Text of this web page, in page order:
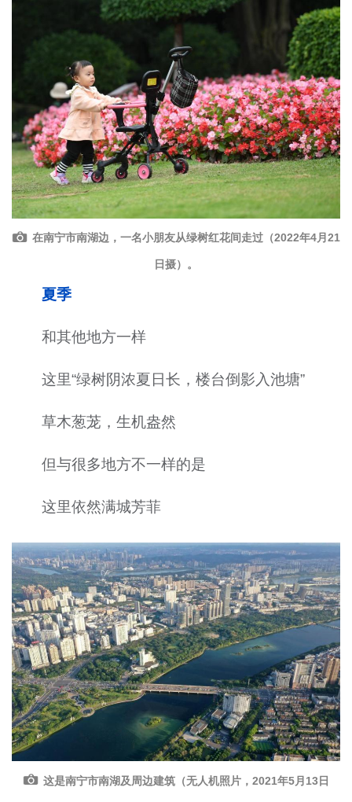
在南宁市南湖边，一名小朋友从绿树红花间走过（2022年4月21
日摄）。
夏季
和其他地方一样
这里“绿树阴浓夏日长，楼台倒影入池塘”
草木葱茏，生机盎然
但与很多地方不一样的是
这里依然满城芳菲
这是南宁市南湖及周边建筑（无人机照片，2021年5月13日